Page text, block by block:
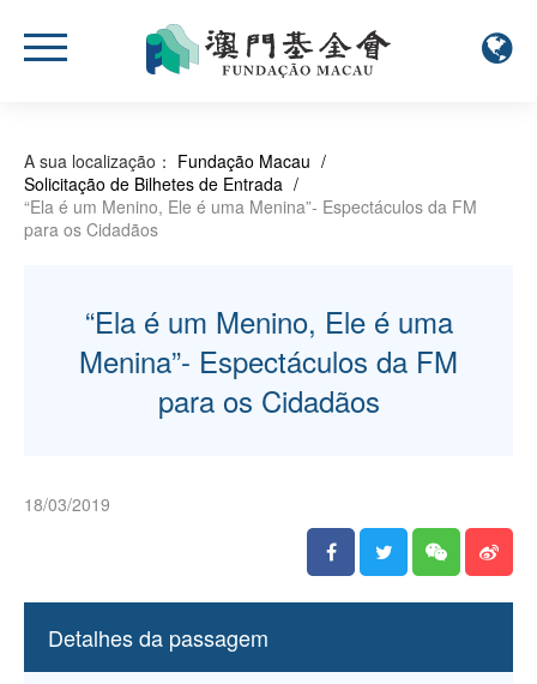
A sua localização： Fundação Macau /
Solicitação de Bilhetes de Entrada /
“Ela é um Menino, Ele é uma Menina”- Espectáculos da FM
para os Cidadãos
“Ela é um Menino, Ele é uma
Menina”- Espectáculos da FM
para os Cidadãos
18/03/2019
Detalhes da passagem